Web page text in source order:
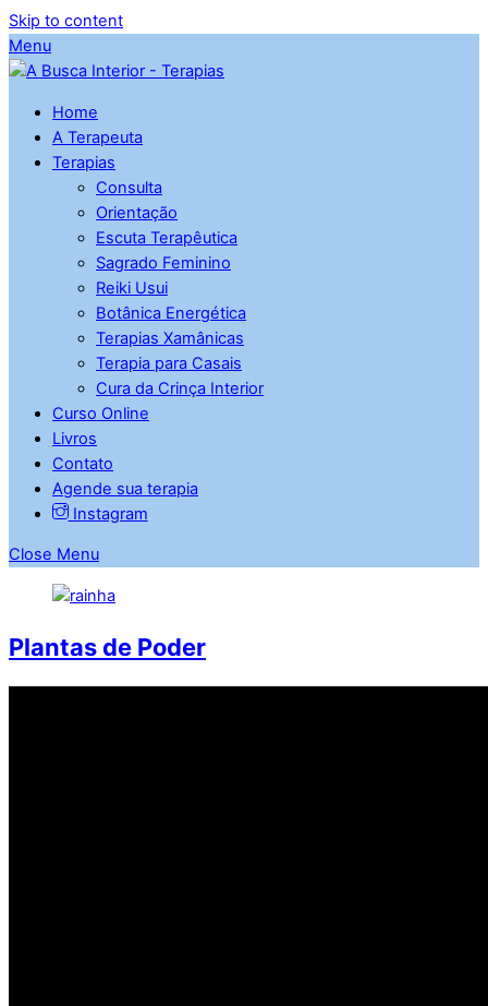
Skip to content
Menu
Home
A Terapeuta
Terapias
Consulta
Orientação
Escuta Terapêutica
Sagrado Feminino
Reiki Usui
Botânica Energética
Terapias Xamânicas
Terapia para Casais
Cura da Crinça Interior
Curso Online
Livros
Contato
Agende sua terapia
Instagram
Close Menu
Plantas de Poder